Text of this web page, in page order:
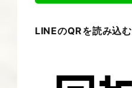
LINEのQRを読み込む